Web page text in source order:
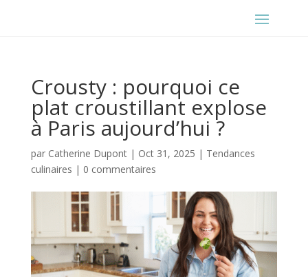
Crousty : pourquoi ce
plat croustillant explose
à Paris aujourd’hui ?
par Catherine Dupont| Oct 31, 2025 | Tendances
culinaires | 0 commentaires